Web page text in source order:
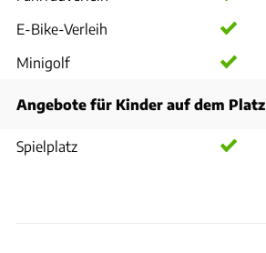
E-Bike-Verleih
Minigolf
Angebote für Kinder auf dem Platz
Spielplatz